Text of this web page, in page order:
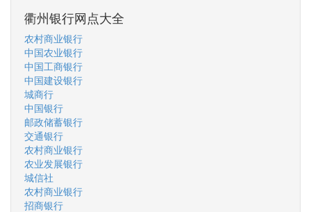
衢州银行网点大全
农村商业银行
中国农业银行
中国工商银行
中国建设银行
城商行
中国银行
邮政储蓄银行
交通银行
农村商业银行
农业发展银行
城信社
农村商业银行
招商银行